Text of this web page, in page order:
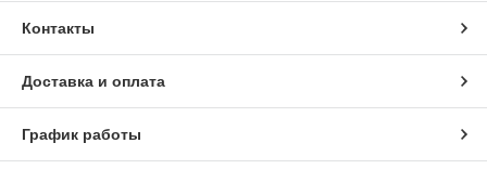
Контакты
Доставка и оплата
График работы